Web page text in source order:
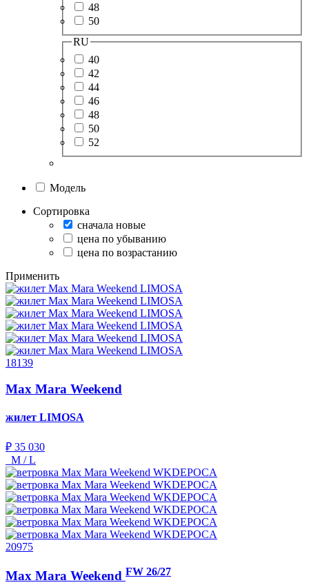
48
50
RU
40
42
44
46
48
50
52
Модель
Сортировка
сначала новые
цена по убыванию
цена по возрастанию
Применить
18139
Max Mara Weekend
жилет LIMOSA
₽ 35 030
M / L
20975
Max Mara Weekend FW 26/27